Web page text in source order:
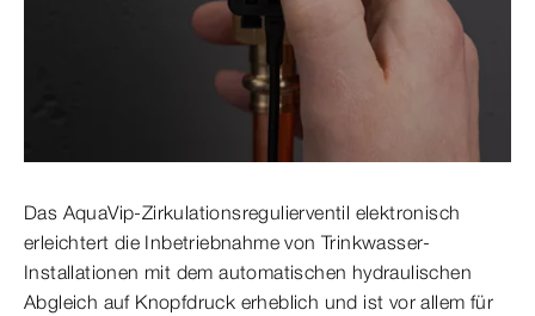
Das AquaVip-Zirkulationsregulierventil elektronisch
erleichtert die Inbetriebnahme von Trinkwasser-
Installationen mit dem automatischen hydraulischen
Abgleich auf Knopfdruck erheblich und ist vor allem für